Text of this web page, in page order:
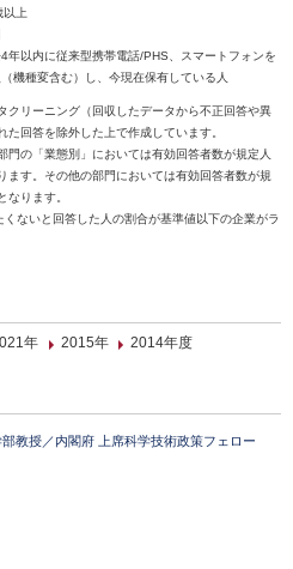
以上
年以内に従来型携帯電話/PHS、スマートフォンを
機種変含む）し、今現在保有している人
リーニング（回収したデータから不正回答や異
回答を除外した上で作成しています。
の「業態別」においては有効回答者数が規定人
ます。その他の部門においては有効回答者数が規
なります。
ないと回答した人の割合が基準値以下の企業がラ
年 2015年 2014年度
教授／内閣府 上席科学技術政策フェロー